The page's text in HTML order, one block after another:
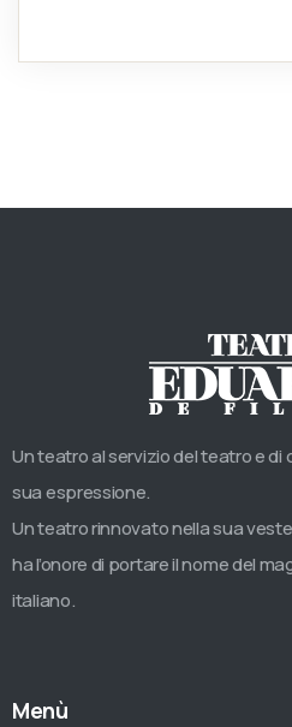
Un teatro al servizio del teatro e di
sua espressione.
Un teatro rinnovato nella sua
ha l’onore di portare il nome del
italiano.
Menù